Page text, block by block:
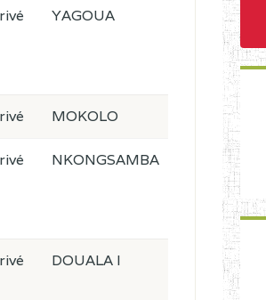
YAGOUA
MOKOLO
NKONGSAMBA
DOUALA I